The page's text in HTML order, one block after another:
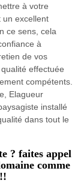
à votre
un excellent
ce sens, cela
à
de vos
effectuée
compétents.
Elagueur
installé
dans tout le
? faites appel
comme